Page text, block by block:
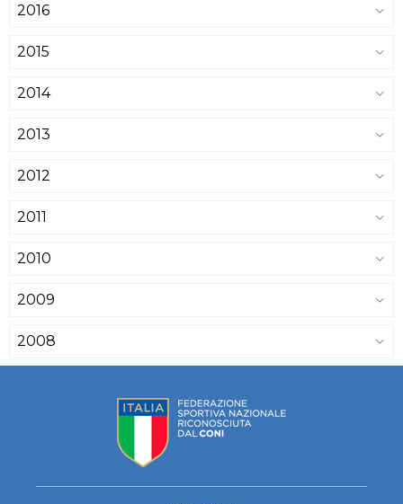
2016
2015
2014
2013
2012
2011
2010
2009
2008